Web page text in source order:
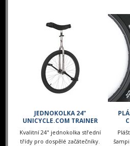
JEDNOKOLKA 24"
UNICYCLE.COM TRAINER
Kvalitní 24" jednokolka střední
třídy pro dospělé začátečníky.